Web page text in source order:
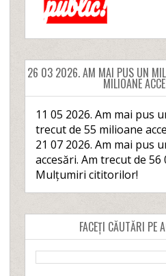
26 03 2026. AM MAI PUS UN
MILIOANE
11 05 2026. Am mai pus
trecut de 55 milioane
21 07 2026. Am mai pus
accesări. Am trecut de 56
Mulțumiri cititorilor!
FACEȚI CĂUTĂRI PE